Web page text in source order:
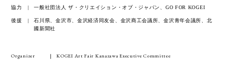
協力 一般社団法人 ザ・クリエイション・オブ・ジャパン、GO FOR KOGEI
後援
石川県、金沢市、金沢経済同友会、金沢商工会議所、金沢青年会議所、北
國新聞社
Organizer
KOGEI Art Fair Kanazawa Executive Committee